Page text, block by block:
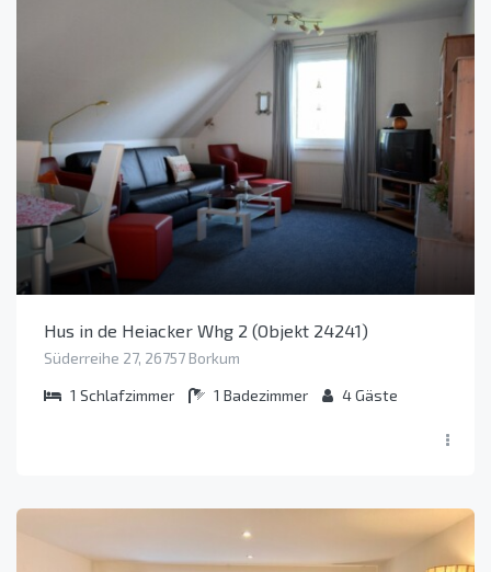
Hus in de Heiacker Whg 2 (Objekt 24241)
Süderreihe 27, 26757 Borkum
1 Schlafzimmer 1 Badezimmer 4Gäste